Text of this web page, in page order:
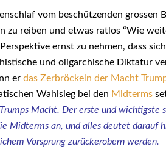
vom beschüt­zen­den gros­sen
zu rei­ben und etwas rat­los “Wie
ernst zu neh­men, dass
und olig­ar­chi­sche Dik­ta­tur
er das Zer­brö­ckeln der Macht
Wahl­sieg bei den Mid­terms
Macht. Der ers­te und wich­tigs­te
Mid­terms an, und alles deu­tet dar­auf
Vor­sprung zurück­er­obern wer­den.